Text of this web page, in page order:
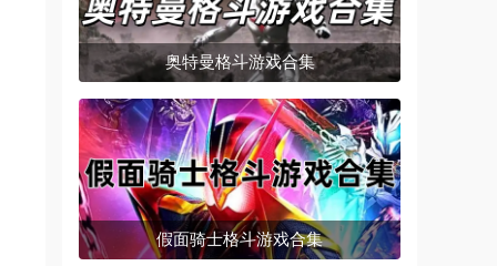
奥特曼格斗游戏合集
假面骑士格斗游戏合集